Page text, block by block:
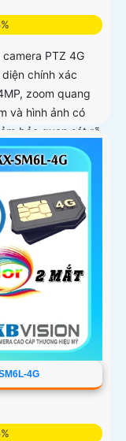
PTZ 4G
chính xác
zoom quang
và hình ảnh có
bảo quan sát rõ
4G